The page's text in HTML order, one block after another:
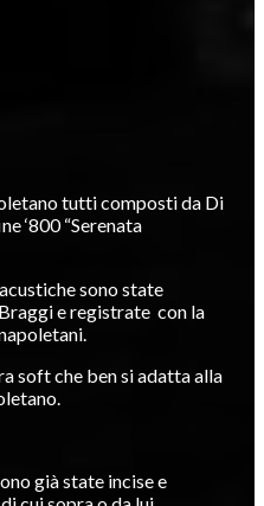
tutti composti da Di
‘800 “Serenata
sono state
e registrate con la
soft che ben si adatta alla
già state incise e